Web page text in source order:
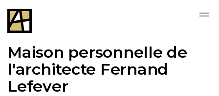
Maison personnelle de
l'architecte Fernand
Lefever